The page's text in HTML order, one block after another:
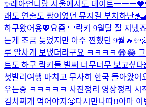
✨레아언니랑 서울에서도 데이트ㅡㅡㅡ
래도 연출도 짱이였던 뮤지컬 부치하난
하구왔어용💖 요즘 🤍락키 9월달 잘 지냈
는게 조금 늦었지만 아주 찐했던 9월
루 알차게 보냈더라구요 ㅋㅋㅋㅋ😂😂
트도 하구 락키들 벌써 너무너무 보고싶다
첫발리여행 마치고 무사히 한국 돌아왔어
우는중 ㅋㅋㅋㅋㅋ 사진정리 영상정리 시
김치찌개 먹어야지🤤다시만나따!!아마 이